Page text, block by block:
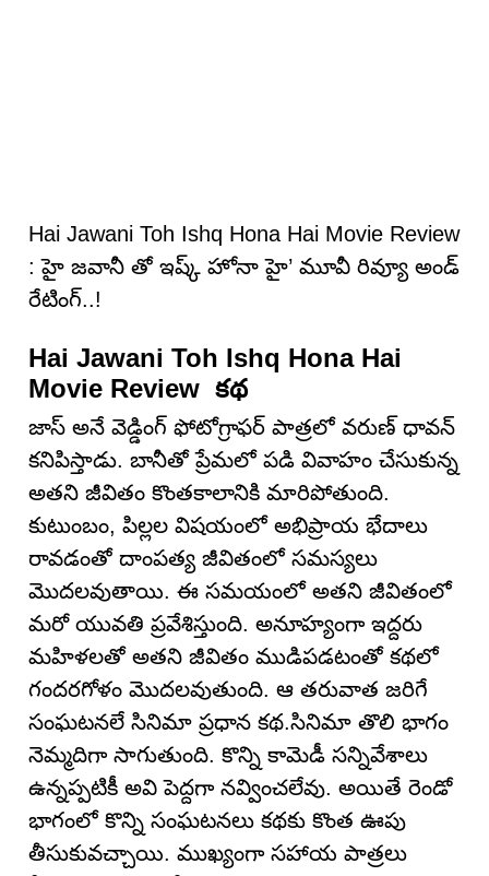
Hai Jawani Toh Ishq Hona Hai Movie Review
: హై జవానీ తో ఇష్క్ హోనా హై’ మూవీ రివ్యూ అండ్
రేటింగ్‌..!
Hai Jawani Toh Ishq Hona Hai
Movie Review కథ
జాస్ అనే వెడ్డింగ్ ఫోటోగ్రాఫర్ పాత్రలో వరుణ్ ధావన్
కనిపిస్తాడు. బానీతో ప్రేమలో పడి వివాహం చేసుకున్న
అతని జీవితం కొంతకాలానికి మారిపోతుంది.
కుటుంబం, పిల్లల విషయంలో అభిప్రాయ భేదాలు
రావడంతో దాంపత్య జీవితంలో సమస్యలు
మొదలవుతాయి. ఈ సమయంలో అతని జీవితంలో
మరో యువతి ప్రవేశిస్తుంది. అనూహ్యంగా ఇద్దరు
మహిళలతో అతని జీవితం ముడిపడటంతో కథలో
గందరగోళం మొదలవుతుంది. ఆ తరువాత జరిగే
సంఘటనలే సినిమా ప్రధాన కథ.సినిమా తొలి భాగం
నెమ్మదిగా సాగుతుంది. కొన్ని కామెడీ సన్నివేశాలు
ఉన్నప్పటికీ అవి పెద్దగా నవ్వించలేవు. అయితే రెండో
భాగంలో కొన్ని సంఘటనలు కథకు కొంత ఊపు
తీసుకువచ్చాయి. ముఖ్యంగా సహాయ పాత్రలు